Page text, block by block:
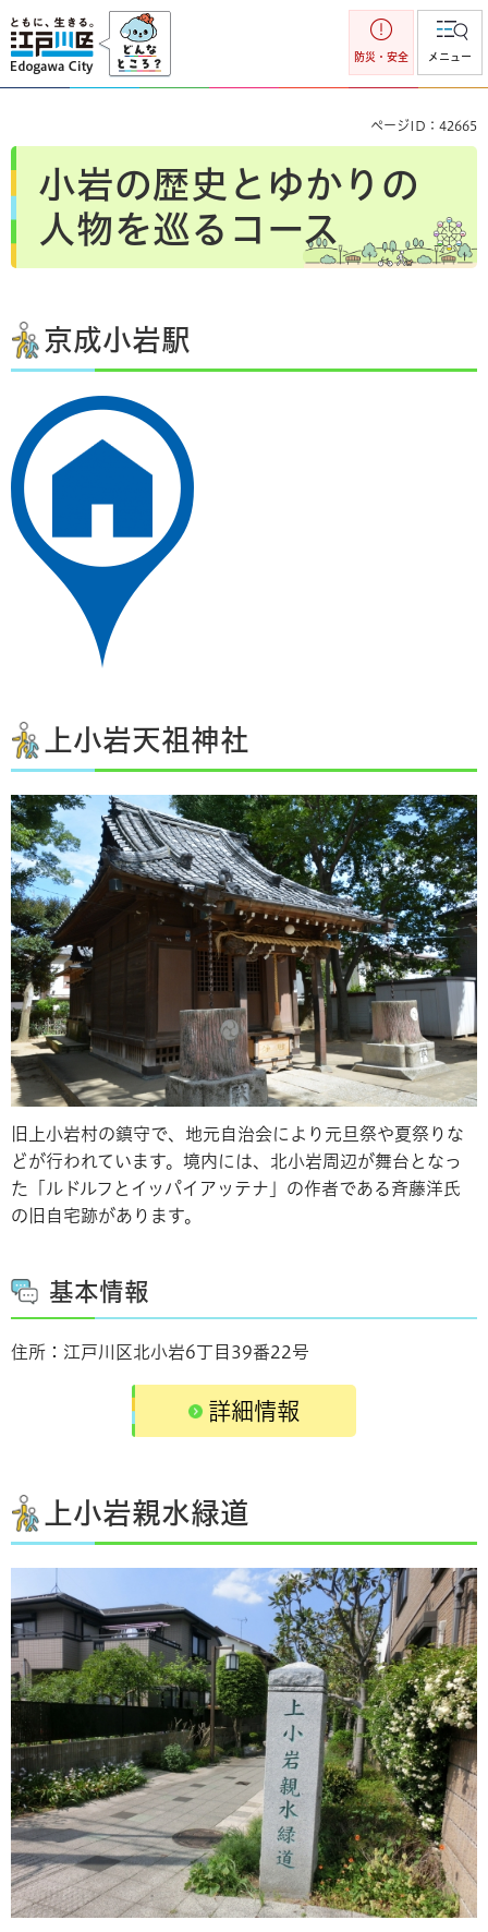
江戸川区
防災・安全 メニュー
ページID：42665
小岩の歴史とゆかりの
人物を巡るコース
京成小岩駅
上小岩天祖神社
旧上小岩村の鎮守で、地元自治会により元旦祭や夏祭りな
どが行われています。境内には、北小岩周辺が舞台となっ
た「ルドルフとイッパイアッテナ」の作者である斉藤洋氏
の旧自宅跡があります。
基本情報
住所：江戸川区北小岩6丁目39番22号
詳細情報
上小岩親水緑道